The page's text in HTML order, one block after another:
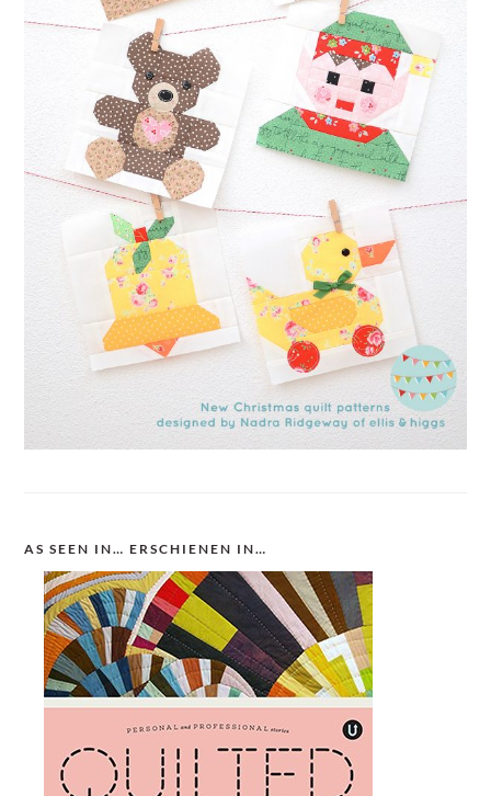
AS SEEN IN… ERSCHIENEN IN…